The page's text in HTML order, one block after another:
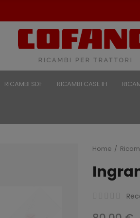
RICAMBI SDF RICAMBI CASE IH
Home